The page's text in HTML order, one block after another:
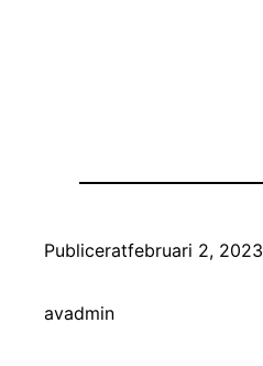
Publiceratfebruari 2, 2023
avadmin